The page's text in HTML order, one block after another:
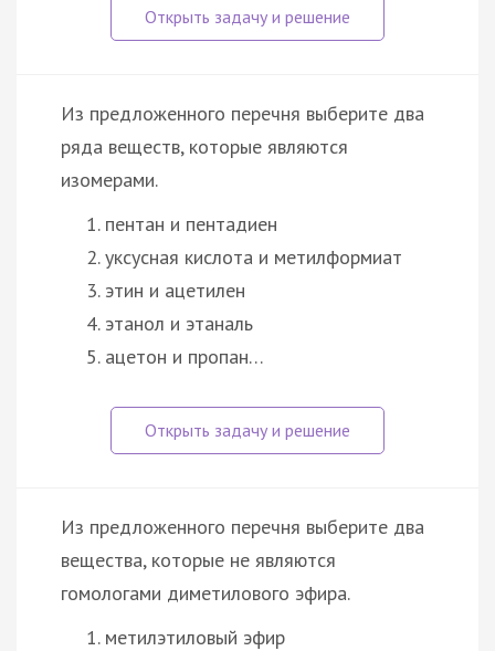
Из предложенного перечня выберите два
ряда веществ, которые являются
изомерами.
пентан и пентадиен
уксусная кислота и метилформиат
этин и ацетилен
этанол и этаналь
ацетон и пропан…
Из предложенного перечня выберите два
вещества, которые не являются
гомологами диметилового эфира.
метилэтиловый эфир